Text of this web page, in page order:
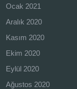
Ocak 2021
Aralık 2020
Kasım 2020
Ekim 2020
Eylül 2020
Ağustos 2020